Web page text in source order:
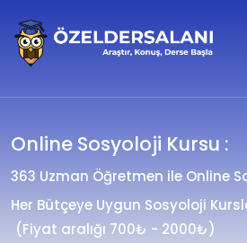
Online Sosyoloji Kursu :
363 Uzman Öğretmen ile Online
Her Bütçeye Uygun Sosyoloji
(Fiyat aralığı 700₺ - 2000₺)